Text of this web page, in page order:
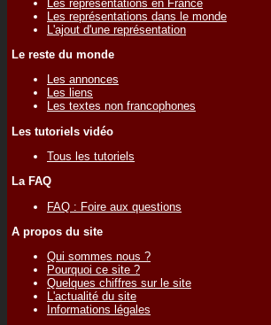
Les représentations en France
Les représentations dans le monde
L'ajout d'une représentation
Le reste du monde
Les annonces
Les liens
Les textes non francophones
Les tutoriels vidéo
Tous les tutoriels
La FAQ
FAQ : Foire aux questions
A propos du site
Qui sommes nous ?
Pourquoi ce site ?
Quelques chiffres sur le site
L'actualité du site
Informations légales